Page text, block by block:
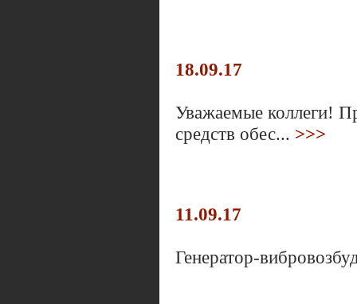
18.09.17
Уважаемые коллеги!
средств обес... >>>
11.09.17
Генератор-